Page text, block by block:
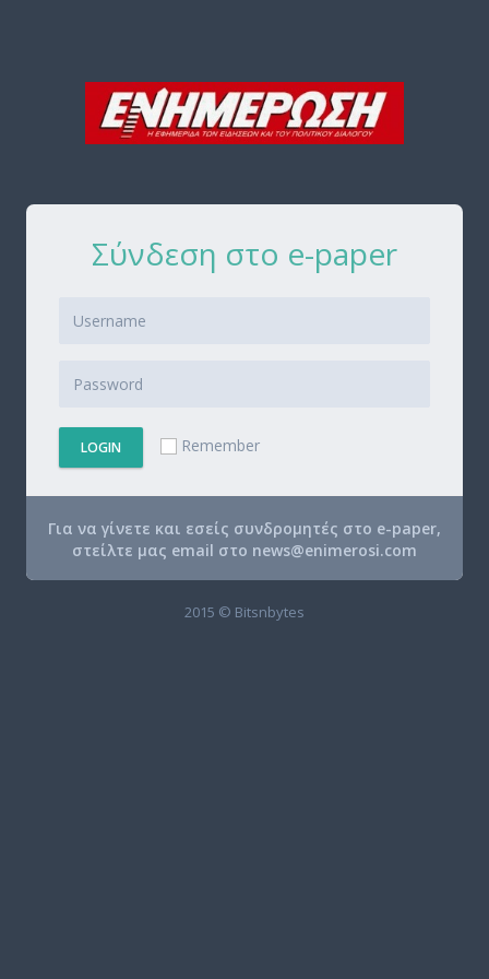
Σύνδεση στο e-paper
LOGIN Remember
Για να γίνετε και εσείς συνδρομητές στο e-paper,
στείλτε μας email στο news@enimerosi.com
2015 © Bitsnbytes